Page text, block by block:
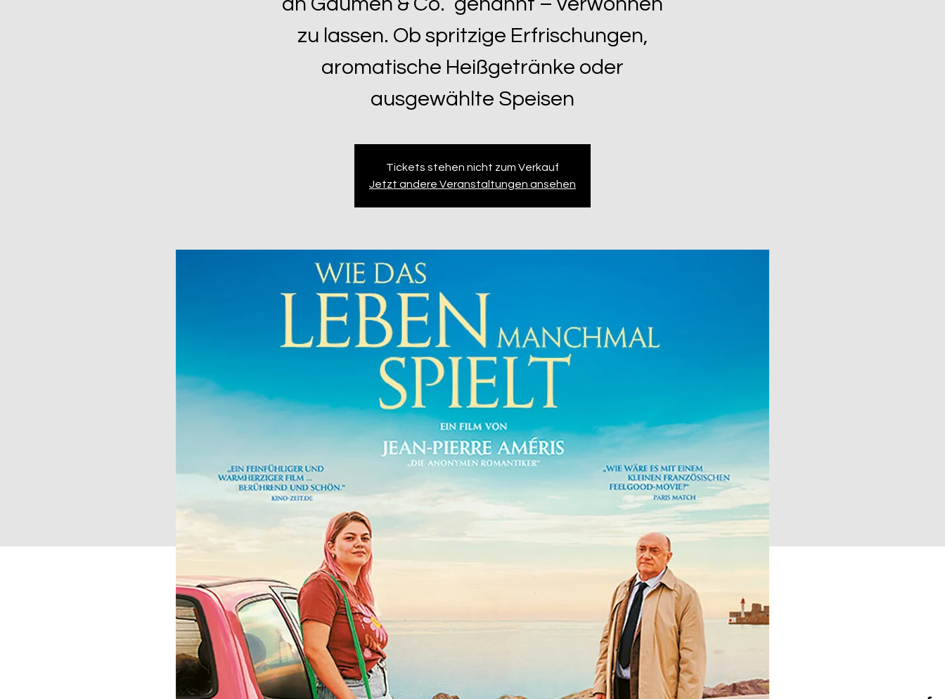
zu lassen. Ob spritzige Erfrischungen,
aromatische Heißgetränke oder
ausgewählte Speisen
Tickets stehen nicht zum Verkauf
Jetzt andere Veranstaltungen ansehen